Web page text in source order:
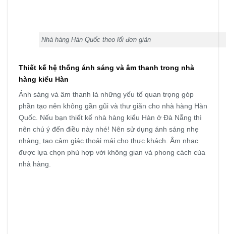
Nhà hàng Hàn Quốc theo lối đơn giản
Thiết kế hệ thống ánh sáng và âm thanh trong nhà
hàng kiểu Hàn
Ánh sáng và âm thanh là những yếu tố quan trọng góp
phần tạo nên không gần gũi và thư giãn cho nhà hàng Hàn
Quốc. Nếu bạn thiết kế nhà hàng kiểu Hàn ở Đà Nẵng thì
nên chú ý đến điều này nhé! Nên sử dụng ánh sáng nhẹ
nhàng, tạo cảm giác thoải mái cho thực khách. Âm nhạc
được lựa chọn phù hợp với không gian và phong cách của
nhà hàng.